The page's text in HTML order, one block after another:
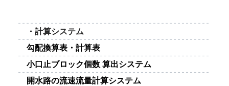
・計算システム
勾配換算表・計算表
小口止ブロック個数 算出システム
開水路の流速流量計算システム